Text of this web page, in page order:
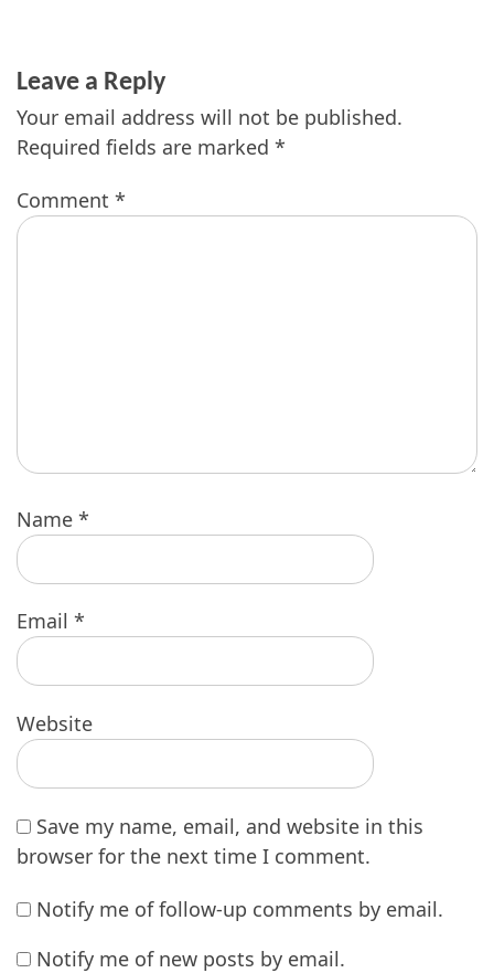
Leave a Reply
Your email address will not be published.
Required fields are marked *
Comment *
Name *
Email *
Website
Save my name, email, and website in this
browser for the next time I comment.
Notify me of follow-up comments by email.
Notify me of new posts by email.